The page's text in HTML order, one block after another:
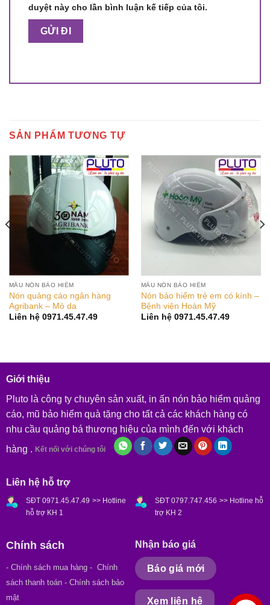
duyệt này cho lần bình luận kế tiếp của tôi.
SẢN PHẨM TƯƠNG TỰ
MẪU NÓN BẢO HIỂM
Nón quảng cáo ngân hàng
Agribank – Mỏ da
Liên hệ 0971.45.47.49
MẪU NÓN BẢO HIỂM
Nón bảo hiểm trẻ em có kính –
Bệnh viện Hoàn Mỹ
Liên hệ 0971.45.47.49
Giới thiệu
Pluto là công ty chuyên sản xuất, in ấn nón bảo hiểm quảng
cáo, mũ bảo hiểm quà tặng cho tất cả các khách hàng có
nhu cầu quảng bá thương hiệu của mình đến với khách
hàng . Kết nối với chúng tôi
Liên hệ hỗ trợ
SĐT 0971.45.47.49 >> Hotline
hỗ trợ KH 1
SĐT 0797.747.456 >> Hotline hỗ
trợ KH 2
Chính sách
- Chính sách mua hàng - Chính
sách thanh toán - Chính sách bảo
mật
Nhận báo giá
Báo giá mới
Xem liên hệ